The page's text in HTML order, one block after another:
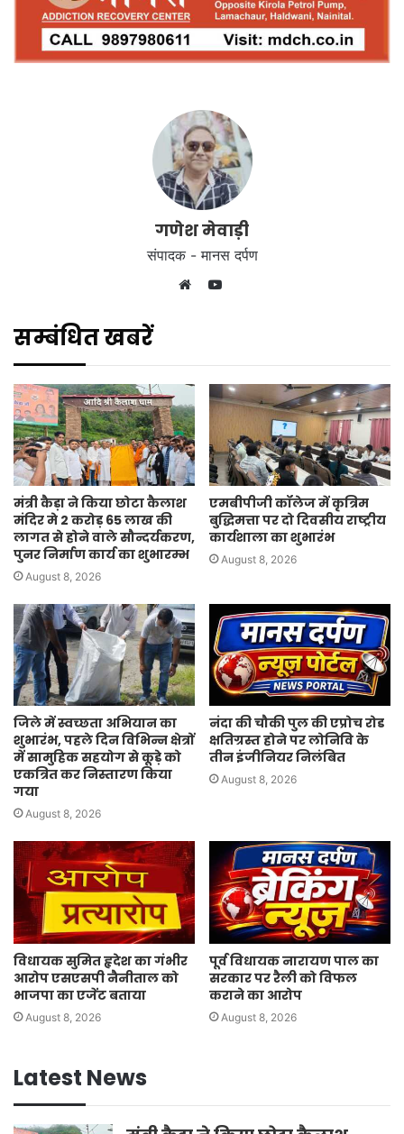
गणेश मेवाड़ी
संपादक - मानस दर्पण
YouTube
सम्बंधित खबरें
मंत्री कैड़ा ने किया छोटा कैलाश
मंदिर मे 2 करोड़ 65 लाख की
लागत से होने वाले सौन्दर्यकरण,
पुनर निर्माण कार्य का शुभारम्भ
August 8, 2026
एमबीपीजी कॉलेज में कृत्रिम
बुद्धिमत्ता पर दो दिवसीय राष्ट्रीय
कार्यशाला का शुभारंभ
August 8, 2026
जिले में स्वच्छता अभियान का
शुभारंभ, पहले दिन विभिन्न क्षेत्रों
में सामुहिक सहयोग से कूड़े को
एकत्रित कर निस्तारण किया
गया
August 8, 2026
नंदा की चौकी पुल की एप्रोच रोड
क्षतिग्रस्त होने पर लोनिवि के
तीन इंजीनियर निलंबित
August 8, 2026
विधायक सुमित हृदेश का गंभीर
आरोप एसएसपी नैनीताल को
भाजपा का एजेंट बताया
August 8, 2026
पूर्व विधायक नारायण पाल का
सरकार पर रैली को विफल
कराने का आरोप
August 8, 2026
Latest News